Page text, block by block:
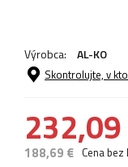
Výrobca: AL-KO
Skontrolujte, v
188,69 € Cena bez